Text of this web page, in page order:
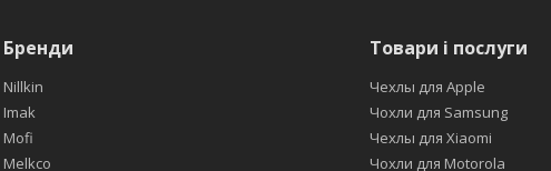
Бренди
Nillkin
Imak
Mofi
Melkco
Товари і послуги
Чехлы для Apple
Чохли для Samsung
Чехлы для Xiaomi
Чохли для Motorola